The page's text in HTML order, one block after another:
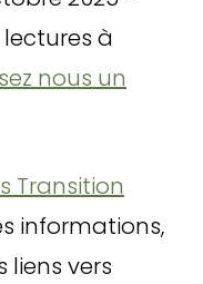
à
nous un
Transition
informations,
vers